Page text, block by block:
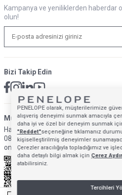
Kampanya ve yeniliklerden haberdar
olun!
Bizi Takip Edin
Müsteri Hizmetleri İletişim Adresi
Hafta İçi: 09:00 - 18:00
0850 640 1993
PENELOPE olarak, müşterilerimize
alışveriş deneyimi sunmak amacıyla
daha iyi ve özel bir deneyim sunmak
"Reddet"seçeneğine tıklamanız
kişiselleştirilmiş deneyimler
Çerezler aracılığıyla topladığımız ve
daha detaylı bilgi almak için Çerez
atabilirsiniz.
Tercihleri